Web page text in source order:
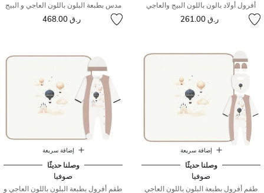
أفرول أولاد بالون باللون البيج والعاجي
ر.ق 261.00
مدس بطبعة البلون باللون العاجي و البيج
ر.ق 468.00
إضافة سريعة
وصلنا حديثًا
صوفيا
طقم أفرول بطبعة البلون باللون العاجي
إضافة سريعة
وصلنا حديثًا
صوفيا
طقم أفرول بطبعة البلون باللون العاجي و